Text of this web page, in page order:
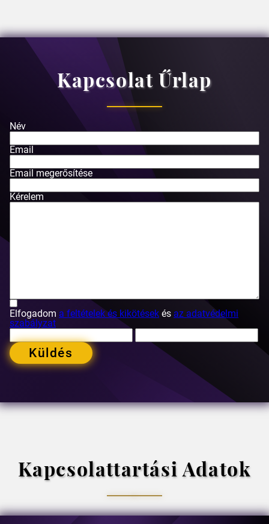
Kapcsolat Űrlap
Név
Email
Email megerősítése
Kérelem
Elfogadom a feltételek és kikötések és az adatvédelmi
szabályzat
Küldés
Kapcsolattartási Adatok